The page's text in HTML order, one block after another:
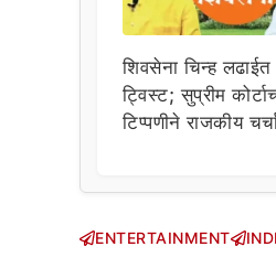
शिवसेना चिन्ह लढाईत
ट्विस्ट; सुप्रीम
टिप्पणीने राजकीय
ENTERTAINMENT